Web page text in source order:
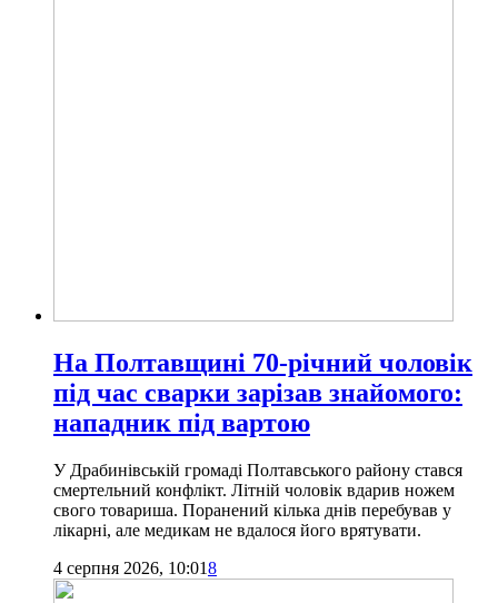
На Полтавщині 70-річний чоловік
під час сварки зарізав знайомого:
нападник під вартою
У Драбинівській громаді Полтавського району стався
смертельний конфлікт. Літній чоловік вдарив ножем
свого товариша. Поранений кілька днів перебував у
лікарні, але медикам не вдалося його врятувати.
4 серпня 2026, 10:018